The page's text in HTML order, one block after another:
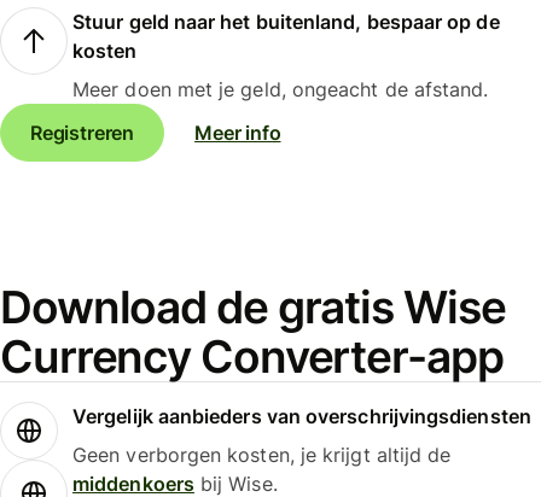
Stuur geld naar het buitenland, bespaar op de
kosten
Meer doen met je geld, ongeacht de afstand.
Registreren
Meer info
Download de gratis Wise
Currency Converter-app
Vergelijk aanbieders van overschrijvingsdiensten
Geen verborgen kosten, je krijgt altijd de
middenkoersbij Wise.